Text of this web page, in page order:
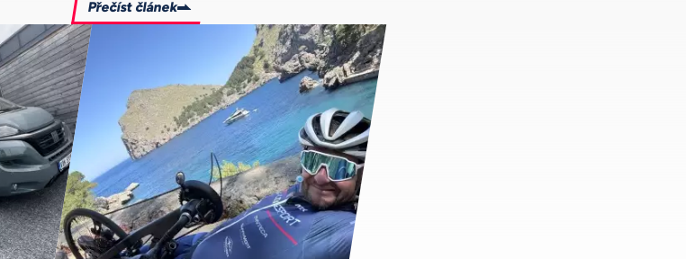
Přečíst článek